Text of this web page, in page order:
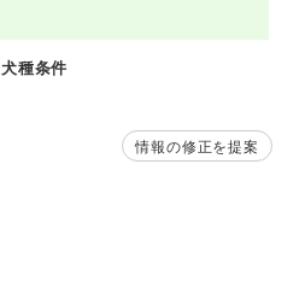
犬種条件
情報の修正を提案